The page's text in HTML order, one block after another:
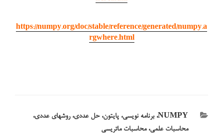
https://numpy.org/doc/stable/reference/generated/numpy.a
rgwhere.html
دسته‌ها
NUMPY،برنامه نویسی، پایتون،حل عددی،روشهای عددی،
محاسبات علمی،محاسبات ماتریسی